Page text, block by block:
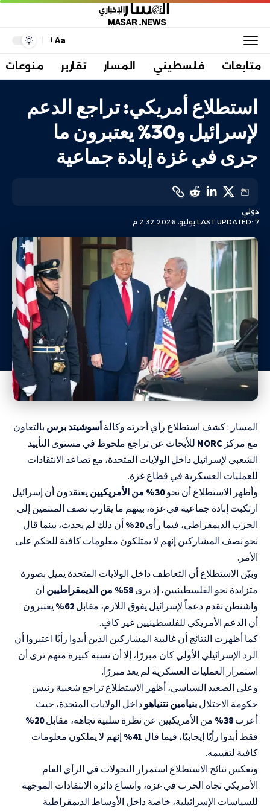
Aa
متابعات فلسطيني المسار تقارير منوعات
استطلاع أمريكي: تراجع الدعم
لإسرائيل و30% يعتبرون ما
جرى في غزة إبادة جماعية
LAST UPDATED: 7 يوليو، 2026 2:32 م
دولي
المسار : كشف استطلاع رأي أجرته وكالةأسوشيتد برس بالتعاون
مع مركز NORC للأبحاث عن تراجع ملحوظ في مستوى التأييد
الشعبي لإسرائيل داخل الولايات المتحدة، مع تصاعد الانتقادات
للعمليات العسكرية في قطاع غزة.
وأظهر الاستطلاع أن نحو30% من الأمريكيين
يعتقدون أن إسرائيل
ارتكبت إبادة جماعية في غزة، بينهم ما يقارب نصف المنتمين إلى
الحزب الديمقراطي، فيما رأى20%
أن ذلك لم يحدث، بينما قال
نحو نصف المشاركين إنهم لا يمتلكون معلومات كافية للحكم على
الأمر.
وبيّن الاستطلاع أن التعاطف داخل الولايات المتحدة يميل بصورة
متزايدة نحو الفلسطينيين، إذ يرى 58% من الديمقراطيين
أن
واشنطن تقدم دعماً لإسرائيل يفوق اللازم، مقابل 62%
يعتبرون
أن الدعم الأمريكي للفلسطينيين غير كافٍ.
كما أظهرت النتائج أن غالبية المشاركين الذين أبدوا رأيًا اعتبروا أن
الرد الإسرائيلي الأولي كان مبررًا، إلا أن نسبة كبيرة منهم ترى أن
استمرار العمليات العسكرية لم يعد مبررًا.
وعلى الصعيد السياسي، أظهر الاستطلاع تراجع شعبية رئيس
حكومة الاحتلال بنيامين نتنياهو داخل الولايات المتحدة، حيث
أعرب 38% من الأمريكيين عن نظرة سلبية تجاهه، مقابل20%
فقط أبدوا رأيًا إيجابيًا، فيما قال 41%
إنهم لا يملكون معلومات
كافية لتقييمه.
وتعكس نتائج الاستطلاع استمرار التحولات في الرأي العام
الأمريكي تجاه الحرب في غزة، واتساع دائرة الانتقادات الموجهة
للسياسات الإسرائيلية، خاصة داخل الأوساط الديمقراطية